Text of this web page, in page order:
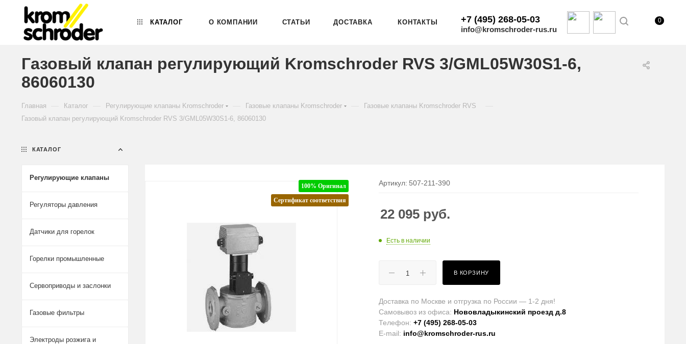
КАТАЛОГ О КОМПАНИИ СТАТЬИ ДОСТАВКА КОНТАКТЫ +7 (495) 268-05-03
info@kromschroder-rus.ru
0
Газовый клапан регулирующий Kromschroder RVS 3/GML05W30S1-6,
86060130
Главная Каталог Регулирующие клапаны Kromschroder Газовые клапаны Kromschroder Газовые клапаны Kromschroder RVS
Газовый клапан регулирующий Kromschroder RVS 3/GML05W30S1-6, 86060130
100% Оригинал
Сертификат соответствия
Артикул: 507-211-390
22 095 руб.
Есть в наличии
В КОРЗИНУ
Доставка по Москве и отгрузка по России — 1-2 дня!
Самовывоз из офиса: Нововладыкинский проезд д.8
Телефон:+7 (495) 268-05-03
E-mail: info@kromschroder-rus.ru
КАТАЛОГ
Регулирующие клапаны
Регуляторы давления
Датчики для горелок
Горелки промышленные
Сервоприводы и заслонки
Газовые фильтры
Электроды розжига и